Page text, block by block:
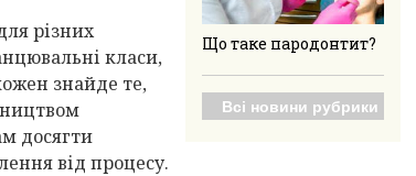
різних
класи,
знайде те,
досягти
від процесу.
Що таке пародонтит?
Всі новини рубрики